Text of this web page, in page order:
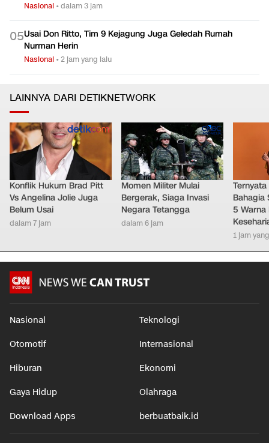
Nasional •dalam 3 jam
05Usai Don Ritto, Tim 9 Kejagung Juga Geledah Rumah
Nurman Herin
Nasional •2 jam yang lalu
LAINNYA DARI DETIKNETWORK
Konflik Hukum Brad Pitt
Vs Angelina Jolie Juga
Belum Usai
dalam 7 jam
Momen Militer Mulai
Bergerak, Siaga Invasi
Negara Tetangga
dalam 6 jam
Bahagia
5
1 jam
Nasional Teknologi
Otomotif Internasional
Hiburan Ekonomi
Gaya Hidup Olahraga
Download Apps berbuatbaik.id